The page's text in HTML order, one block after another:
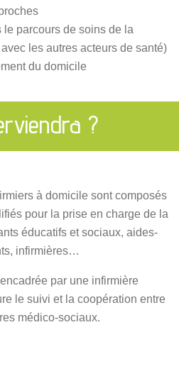
parcours de soins de la
les autres acteurs de santé)
du domicile
?
à domicile sont composés
pour la prise en charge de la
éducatifs et sociaux, aides-
infirmières…
par une infirmière
le suivi et la coopération entre
médico-sociaux.